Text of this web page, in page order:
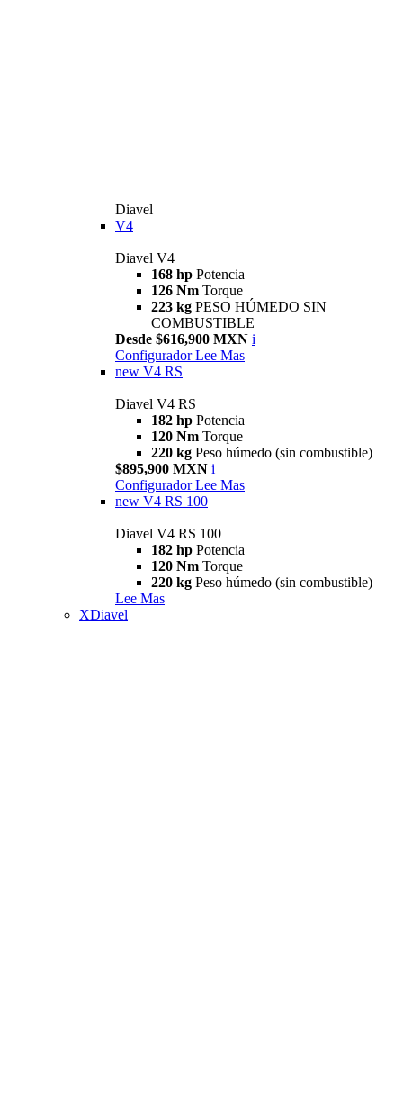
Diavel
V4
Diavel V4
168 hp Potencia
126 Nm Torque
223 kg PESO HÚMEDO SIN
COMBUSTIBLE
Desde $616,900 MXN i
Configurador Lee Mas
new V4 RS
Diavel V4 RS
182 hp Potencia
120 Nm Torque
220 kg Peso húmedo (sin combustible)
$895,900 MXN i
Configurador Lee Mas
new V4 RS 100
Diavel V4 RS 100
182 hp Potencia
120 Nm Torque
220 kg Peso húmedo (sin combustible)
Lee Mas
XDiavel